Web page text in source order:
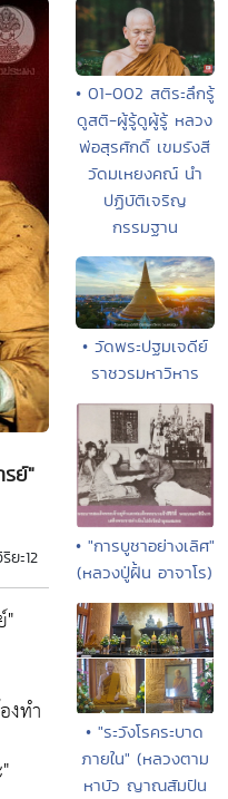
รย์"
ยะ12
"
งทำ
• 01-002 สติระลึกรู้
ดูสติ-ผู้รู้ดูผู้รู้ หลวง
พ่อสุรศักดิ์ เขมรังสี
วัดมเหยงคณ์ นำ
ปฏิบัติเจริญ
กรรมฐาน
• วัดพระปฐมเจดีย์
ราชวรมหาวิหาร
• "การบูชาอย่างเลิศ"
(หลวงปู่ฝั้น อาจาโร)
• "ระวังโรคระบาด
ภายใน" (หลวงตาม
หาบัว ญาณสัมปัน